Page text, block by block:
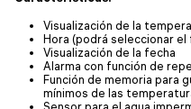
Visualización de la
Hora (podrá seleccionar
Visualización de la fecha
Alarma con función de
Función de memoria para
mínimos de las
Sensor para el agua